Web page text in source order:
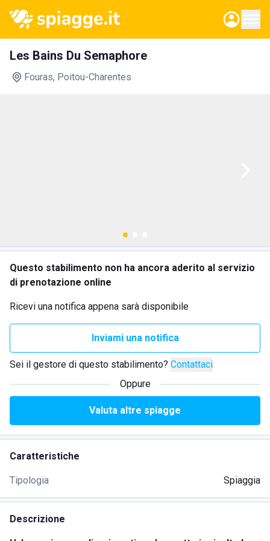
Les Bains Du Semaphore
Fouras, Poitou-Charentes
Questo stabilimento non ha ancora aderito al servizio
di prenotazione online
Ricevi una notifica appena sarà disponibile
Inviami una notifica
Sei il gestore di questo stabilimento? Contattaci
Oppure
Valuta altre spiagge
Caratteristiche
Tipologia Spiaggia
Descrizione